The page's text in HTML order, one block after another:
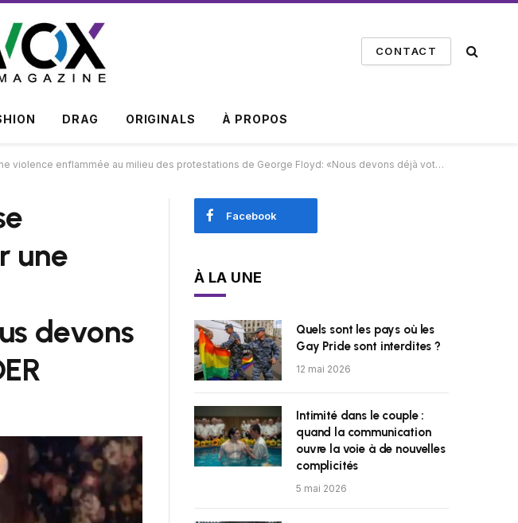
CONTACT
DRAG ORIGINALS À PROPOS
au milieu des protestations de George Floyd: «Nous devons déjà voter pour ce type» – REGARDER
une
devons
Facebook
À LA UNE
Quels sont les pays où les
Gay Pride sont interdites ?
12 mai 2026
Intimité dans le couple :
quand la communication
ouvre la voie à de nouvelles
complicités
5 mai 2026